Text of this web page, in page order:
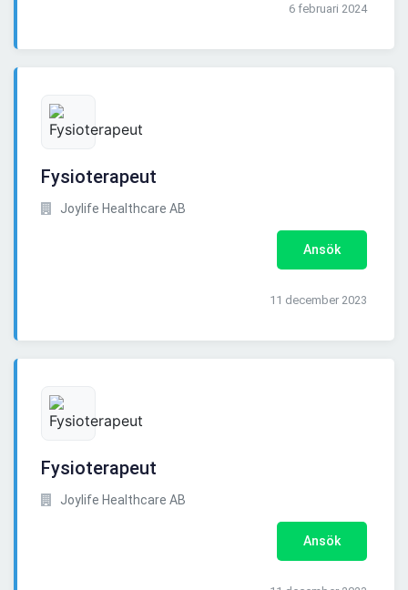
6 februari 2024
Fysioterapeut
Joylife Healthcare AB
Ansök
11 december 2023
Fysioterapeut
Joylife Healthcare AB
Ansök